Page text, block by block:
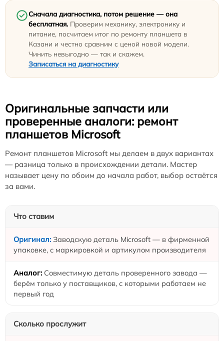
Сначала диагностика, потом решение — она
бесплатная. Проверим механику, электронику и
питание, посчитаем итог по ремонту планшета в
Казани и честно сравним с ценой новой модели.
Чинить невыгодно — так и скажем.
Записаться на диагностику
Оригинальные запчасти или
проверенные аналоги: ремонт
планшетов Microsoft
Ремонт планшетов Microsoft мы делаем в двух вариантах
— разница только в происхождении детали. Мастер
называет цену по обоим до начала работ, выбор остаётся
за вами.
Что ставим
Заводскую деталь Microsoft — в фирменной
упаковке, с маркировкой и артикулом производителя
Совместимую деталь проверенного завода —
берём только у поставщиков, с которыми работаем не
первый год
Сколько прослужит